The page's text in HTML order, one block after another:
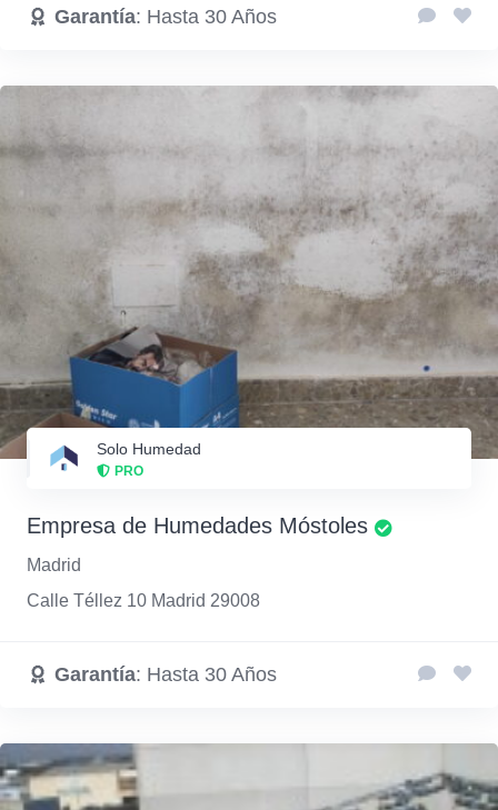
Garantía: Hasta 30 Años
Solo Humedad
PRO
Empresa de Humedades Móstoles
Madrid
Calle Téllez 10 Madrid 29008
Garantía: Hasta 30 Años